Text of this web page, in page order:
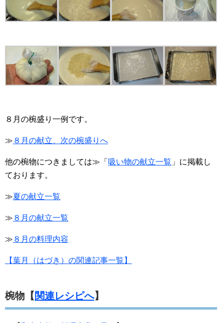
８月の椀盛り一例です。
≫ ８月の献立、次の椀盛りへ
他の椀物につきましては≫「 吸い物の献立一覧 」に掲載し
ております。
≫夏の献立一覧
≫ ８月の献立一覧
≫ ８月の料理内容
【葉月（はづき）の関連記事一覧】
椀物【 関連レシピへ】